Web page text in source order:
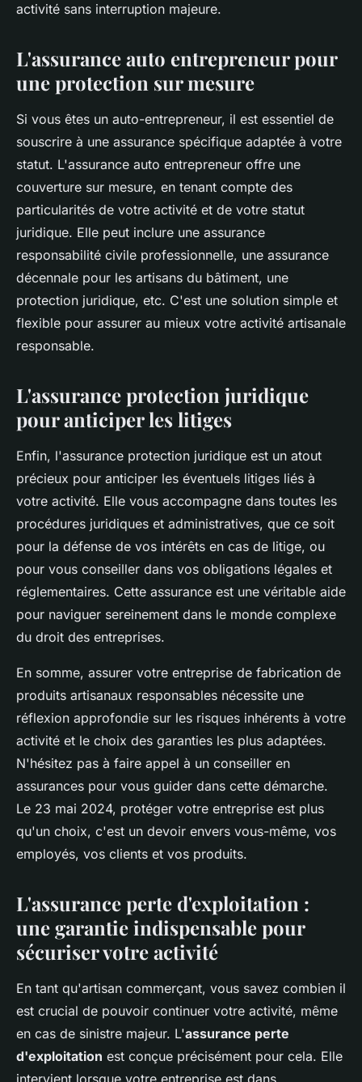
activité sans interruption majeure.
L'assurance auto entrepreneur pour
une protection sur mesure
Si vous êtes un auto-entrepreneur, il est essentiel de
souscrire à une assurance spécifique adaptée à votre
statut. L'assurance auto entrepreneur offre une
couverture sur mesure, en tenant compte des
particularités de votre activité et de votre statut
juridique. Elle peut inclure une assurance
responsabilité civile professionnelle, une assurance
décennale pour les artisans du bâtiment, une
protection juridique, etc. C'est une solution simple et
flexible pour assurer au mieux votre activité artisanale
responsable.
L'assurance protection juridique
pour anticiper les litiges
Enfin, l'assurance protection juridique est un atout
précieux pour anticiper les éventuels litiges liés à
votre activité. Elle vous accompagne dans toutes les
procédures juridiques et administratives, que ce soit
pour la défense de vos intérêts en cas de litige, ou
pour vous conseiller dans vos obligations légales et
réglementaires. Cette assurance est une véritable aide
pour naviguer sereinement dans le monde complexe
du droit des entreprises.
En somme, assurer votre entreprise de fabrication de
produits artisanaux responsables nécessite une
réflexion approfondie sur les risques inhérents à votre
activité et le choix des garanties les plus adaptées.
N'hésitez pas à faire appel à un conseiller en
assurances pour vous guider dans cette démarche.
Le 23 mai 2024, protéger votre entreprise est plus
qu'un choix, c'est un devoir envers vous-même, vos
employés, vos clients et vos produits.
L'assurance perte d'exploitation :
une garantie indispensable pour
sécuriser votre activité
En tant qu'artisan commerçant, vous savez combien il
est crucial de pouvoir continuer votre activité, même
en cas de sinistre majeur. L'assurance perte
d'exploitation est conçue précisément pour cela. Elle